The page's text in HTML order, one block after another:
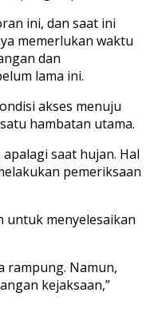
ini, dan saat ini
memerlukan waktu
dan
lama ini.
akses menuju
hambatan utama.
saat hujan. Hal
pemeriksaan
untuk menyelesaikan
rampung. Namun,
kejaksaan,”